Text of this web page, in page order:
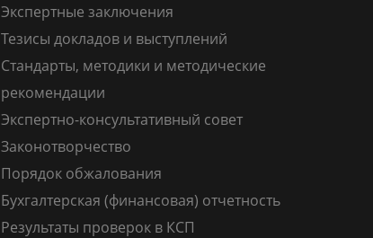
Экспертные заключения
Тезисы докладов и выступлений
Стандарты, методики и методические
рекомендации
Экспертно-консультативный совет
Законотворчество
Порядок обжалования
Бухгалтерская (финансовая) отчетность
Результаты проверок в КСП